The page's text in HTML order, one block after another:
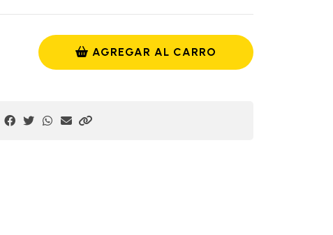
AGREGAR AL CARRO